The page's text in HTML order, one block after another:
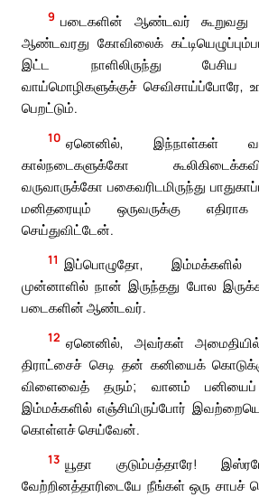
9 படைகளின் ஆண்டவர் கூறுவது
ஆண்டவரது கோவிலைக்
இட்ட நாளிலிருந்து பேசிய
வாய்மொழிகளுக்குச்
பெறட்டும்.
10 ஏனெனில், இந்நாள்கள்
கால்நடைகளுக்கோ
வருவாருக்கோ பகைவரிடமிருந்து
மனிதரையும் ஒருவருக்கு
செய்துவிட்டேன்.
11 இப்பொழுதோ, இம்மக்களில்
முன்னாளில் நான் இருந்தது போல
படைகளின் ஆண்டவர்.
12 ஏனெனில், அவர்கள்
திராட்சைச் செடி தன் கனியைக்
விளைவைத் தரும்; வானம்
இம்மக்களில் எஞ்சியிருப்போர்
கொள்ளச் செய்வேன்.
13 யூதா குடும்பத்தாரே!
வேற்றினத்தாரிடையே நீங்கள் ஒரு சாபச்